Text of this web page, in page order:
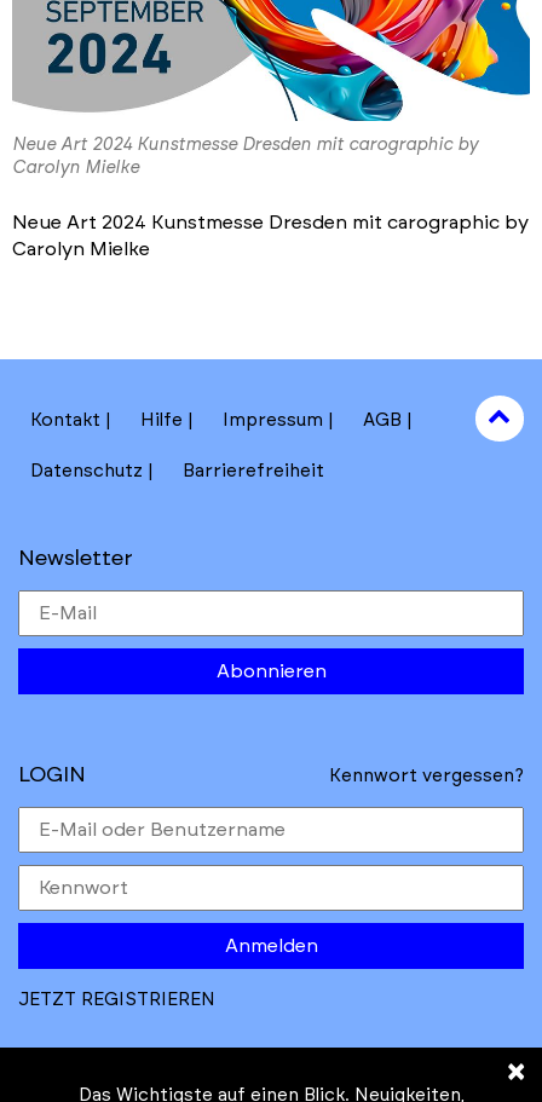
Neue Art 2024 Kunstmesse Dresden mit carographic by
Carolyn Mielke
Neue Art 2024 Kunstmesse Dresden mit carographic by
Carolyn Mielke
Kontakt Hilfe Impressum AGB
Datenschutz Barrierefreiheit
Newsletter
Abonnieren
to
top
LOGIN Kennwort vergessen?
Anmelden
JETZT REGISTRIEREN
×
Das Wichtigste auf einen Blick. Neuigkeiten,